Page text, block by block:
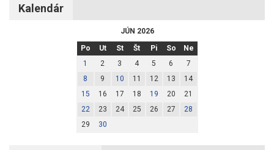
Kalendár
JÚN 2026
Po
Ut St Št Pi So
Ne
1
2 3 4 5 6
7
8
9 10 11 12 13
14
15
16 17 18 19 20
21
22
23 24 25 26 27
28
29
30